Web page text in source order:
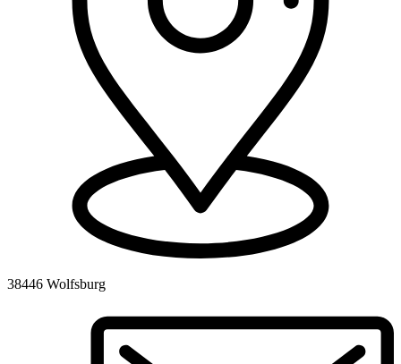
38446 Wolfsburg